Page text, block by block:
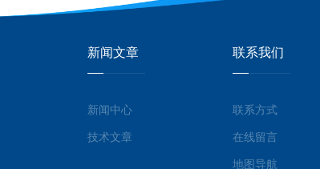
新闻文章
新闻中心
技术文章
联系我们
联系方式
在线留言
地图导航